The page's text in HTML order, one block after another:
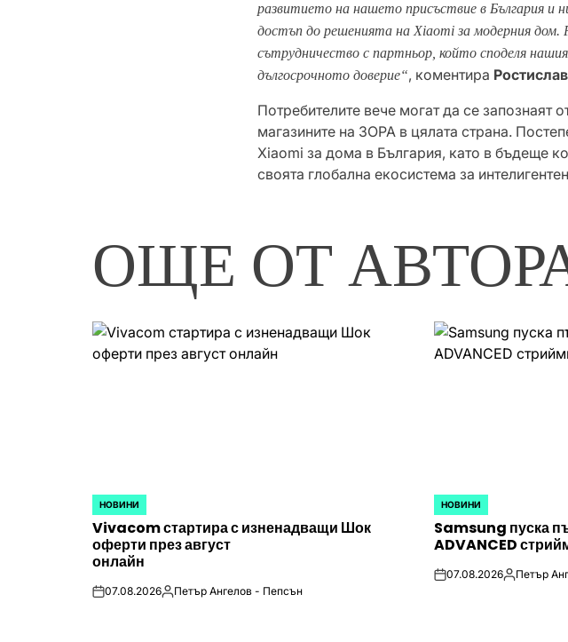
развитието на нашето присъствие в България и
достъп до решенията на Xiaomi за модерния
сътрудничество с партньор, който споделя
дългосрочното доверие“, коментира
Потребителите вече могат да се запознаят
магазините на ЗОРА в цялата страна.
Xiaomi за дома в България, като в бъдеще
своята глобална екосистема за
ОЩЕ ОТ
POSTED
IN
НОВИНИ
Vivacom стартира с изненадващи Шок
оферти през август
онлайн
on07.08.2026Posted
Петър Ангелов - Пепсън
POSTED
IN
НОВИНИ
Samsung пуска
ADVANCED
on07.08.2026Posted
Петър